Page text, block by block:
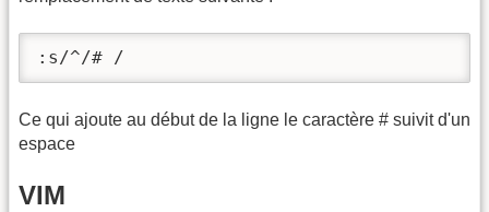
:s/^/# /
Ce qui ajoute au début de la ligne le caractère # suivit d'un
espace
VIM